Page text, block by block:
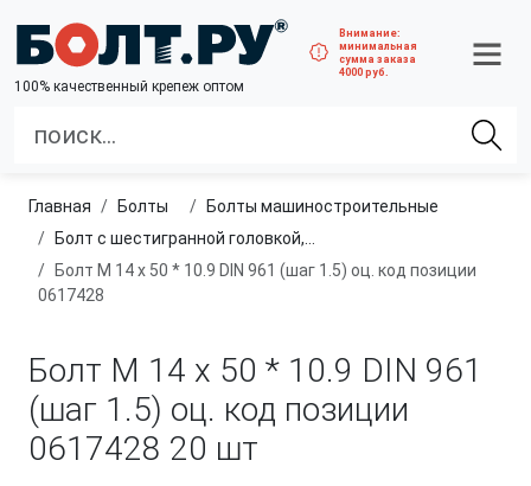
100% качественный крепеж оптом
Внимание:
минимальная
сумма заказа
4000 руб.
Главная болты
болты машиностроительные
Болт с шестигранной головкой, полная резьба, мелкий шаг
Болт М 14 х 50 * 10.9 DIN 961 (шаг 1.5) оц. код позиции
0617428
Болт М 14 х 50 * 10.9 DIN 961
(шаг 1.5) оц. код позиции
0617428 20 шт